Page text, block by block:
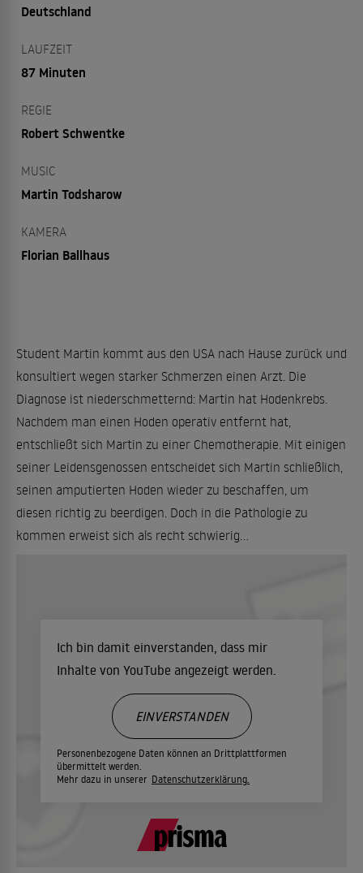
Deutschland
LAUFZEIT
87 Minuten
REGIE
Robert Schwentke
MUSIC
Martin Todsharow
KAMERA
Florian Ballhaus
Student Martin kommt aus den USA nach Hause zurück und
konsultiert wegen starker Schmerzen einen Arzt. Die
Diagnose ist niederschmetternd: Martin hat Hodenkrebs.
Nachdem man einen Hoden operativ entfernt hat,
entschließt sich Martin zu einer Chemotherapie. Mit einigen
seiner Leidensgenossen entscheidet sich Martin schließlich,
seinen amputierten Hoden wieder zu beschaffen, um
diesen richtig zu beerdigen. Doch in die Pathologie zu
kommen erweist sich als recht schwierig...
Ich bin damit einverstanden, dass mir
Inhalte von YouTube angezeigt werden.
Personenbezogene Daten können an Drittplattformen
übermittelt werden.
Mehr dazu in unserer Datenschutzerklärung.
EINVERSTANDEN